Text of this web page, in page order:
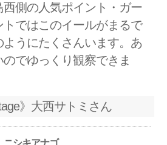
西側の人気ポイント・ガー
ではこのイールがまるで
うにたくさんいます。あ
でゆっくり観察できま
》大西サトミさん